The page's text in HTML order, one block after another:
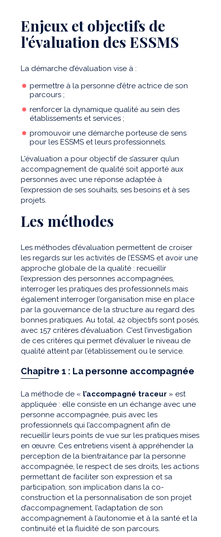
Enjeux et objectifs de
l'évaluation des ESSMS
La démarche d’évaluation vise à :
permettre à la personne d’être actrice de son
parcours ;
renforcer la dynamique qualité au sein des
établissements et services ;
promouvoir une démarche porteuse de sens
pour les ESSMS et leurs professionnels.
L'évaluation a pour objectif de s’assurer qu’un
accompagnement de qualité soit apporté aux
personnes avec une réponse adaptée à
l’expression de ses souhaits, ses besoins et à ses
projets.
Les méthodes
Les méthodes d’évaluation permettent de croiser
les regards sur les activités de l’ESSMS et avoir une
approche globale de la qualité : recueillir
l’expression des personnes accompagnées,
interroger les pratiques des professionnels mais
également interroger l’organisation mise en place
par la gouvernance de la structure au regard des
bonnes pratiques. Au total, 42 objectifs sont posés,
avec 157 critères d’évaluation. C’est l’investigation
de ces critères qui permet d’évaluer le niveau de
qualité atteint par l’établissement ou le service.
Chapitre 1 : La personne accompagnée
La méthode de « l’accompagné traceur » est
appliquée : elle consiste en un échange avec une
personne accompagnée, puis avec les
professionnels qui l’accompagnent afin de
recueillir leurs points de vue sur les pratiques mises
en œuvre. Ces entretiens visent à appréhender la
perception de la bientraitance par la personne
accompagnée, le respect de ses droits, les actions
permettant de faciliter son expression et sa
participation, son implication dans la co-
construction et la personnalisation de son projet
d’accompagnement, l’adaptation de son
accompagnement à l’autonomie et à la santé et la
continuité et la fluidité de son parcours.